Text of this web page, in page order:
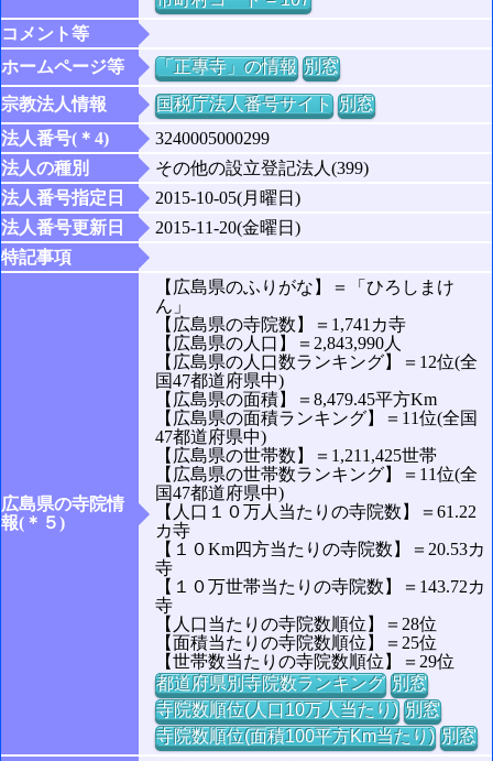
コメント等
ホームページ等
「正專寺」の情報 別窓
宗教法人情報
国税庁法人番号サイト 別窓
法人番号(＊4)
3240005000299
法人の種別
その他の設立登記法人(399)
法人番号指定日
2015-10-05(月曜日)
法人番号更新日
2015-11-20(金曜日)
特記事項
広島県の寺院情
報(＊５)
【広島県のふりがな】＝「ひろしまけ
ん」
【広島県の寺院数】＝1,741カ寺
【広島県の人口】＝2,843,990人
【広島県の人口数ランキング】＝12位(全
国47都道府県中)
【広島県の面積】＝8,479.45平方Km
【広島県の面積ランキング】＝11位(全国
47都道府県中)
【広島県の世帯数】＝1,211,425世帯
【広島県の世帯数ランキング】＝11位(全
国47都道府県中)
【人口１０万人当たりの寺院数】＝61.22
カ寺
【１０Km四方当たりの寺院数】＝20.53カ
寺
【１０万世帯当たりの寺院数】＝143.72カ
寺
【人口当たりの寺院数順位】＝28位
【面積当たりの寺院数順位】＝25位
【世帯数当たりの寺院数順位】＝29位
都道府県別寺院数ランキング 別窓
寺院数順位(人口10万人当たり) 別窓
寺院数順位(面積100平方Km当たり) 別窓